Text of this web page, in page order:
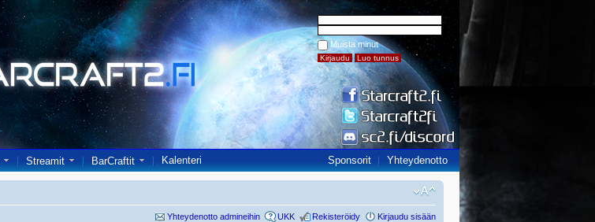
Muista minut
Streamit BarCraftit Kalenteri Sponsorit Yhteydenotto
Yhteydenotto admineihin UKK Rekisteröidy Kirjaudu sisään